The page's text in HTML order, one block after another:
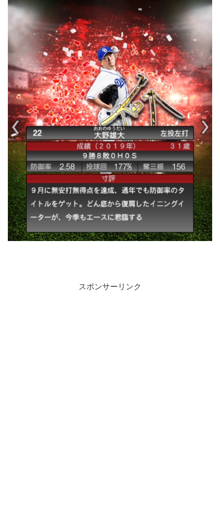
スポンサーリンク